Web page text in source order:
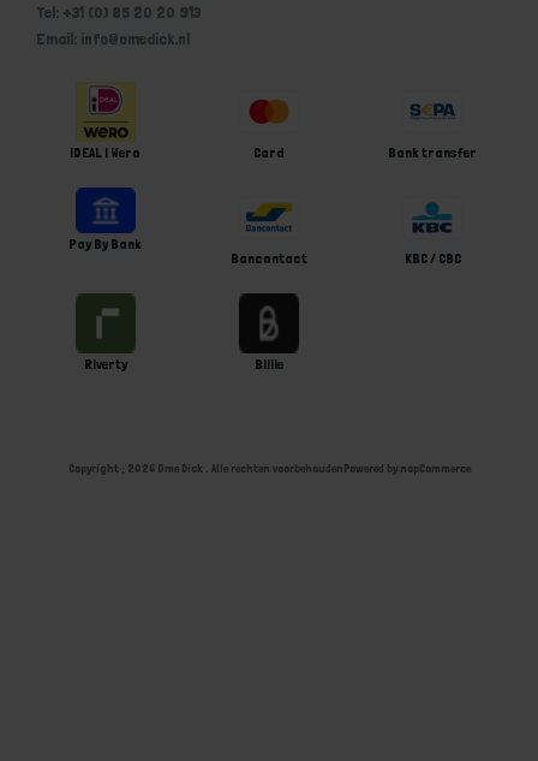
Tel: +31 (0) 85 20 20 913
Email: info@omedick.nl
iDEAL | Wero Card Bank transfer
Pay By Bank
Bancontact
KBC / CBC
Riverty Billie
Copyright ; 2026 Ome Dick . Alle rechten voorbehoudenPowered by nopCommerce